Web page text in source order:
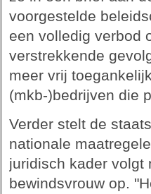
voorgestelde
een volledig verbod
verstrekkende
meer vrij
(mkb-)bedrijven die
Verder stelt de
nationale
juridisch kader volgt
bewindsvrouw op.